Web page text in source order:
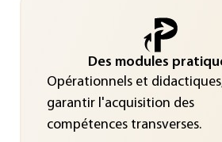
Des modules
Opérationnels et
garantir l'acquisition des
compétences transverses.